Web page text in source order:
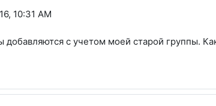
10:31 AM
с учетом моей старой группы.